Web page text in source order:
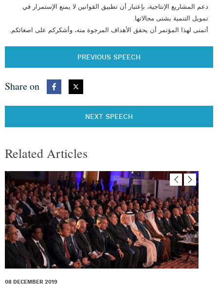
دعم المشاريع الإنتاجية، بإعتبار أن تطبيق القوانين لا يمنع الإستمرار في
تمويل التنمية بشتى مجالاتها.
أتمنى لهذا المؤتمر أن يحقق الأهداف المرجوة منه، وأشكركم على اصغائكم.
PREVIOUS SPEECH
Share on
NEXT SPEECH
Related Articles
08 DECEMBER 2019